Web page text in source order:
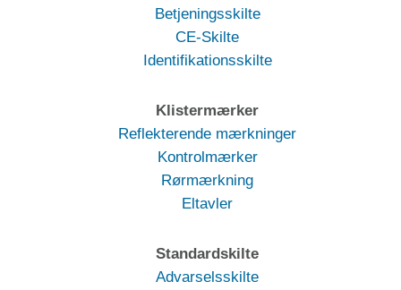
Betjeningsskilte
CE-Skilte
Identifikationsskilte
Klistermærker
Reflekterende mærkninger
Kontrolmærker
Rørmærkning
Eltavler
Standardskilte
Advarselsskilte